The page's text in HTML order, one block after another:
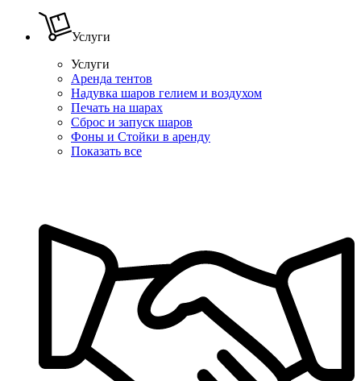
Услуги
Услуги
Аренда тентов
Надувка шаров гелием и воздухом
Печать на шарах
Сброс и запуск шаров
Фоны и Стойки в аренду
Показать все